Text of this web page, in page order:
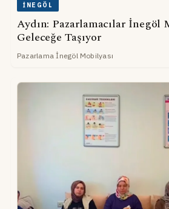
İNEGÖL
Aydın: Pazarlamacılar İnegöl
Geleceğe Taşıyor
Pazarlama İnegöl Mobilyası